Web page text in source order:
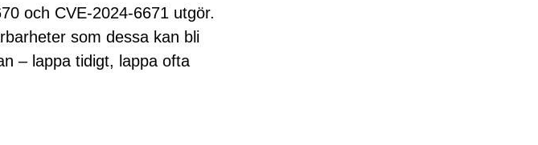
och CVE-2024-6671 utgör.
som dessa kan bli
– lappa tidigt, lappa ofta